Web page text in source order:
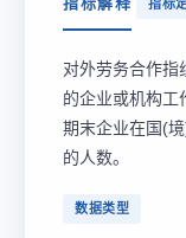
指标
对外劳务合作指
的企业或机构工
期末企业在国(
的人数。
数据类型